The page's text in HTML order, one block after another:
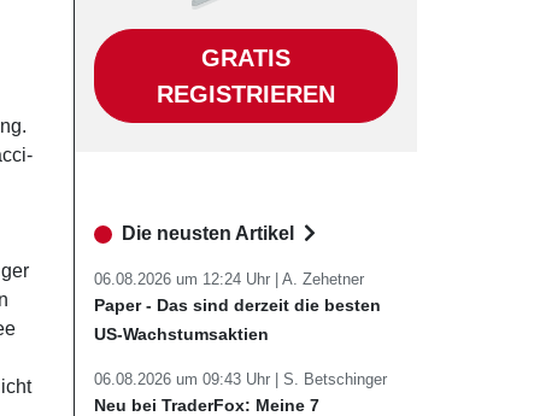
GRATIS
REGISTRIEREN
Die neusten Artikel
06.08.2026 um 12:24 Uhr | A. Zehetner
Paper - Das sind derzeit die besten
US-Wachstumsaktien
06.08.2026 um 09:43 Uhr | S. Betschinger
Neu bei TraderFox: Meine 7